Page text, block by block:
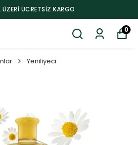
ÜCRETSIZ KARGO
0
Yeniliyeci